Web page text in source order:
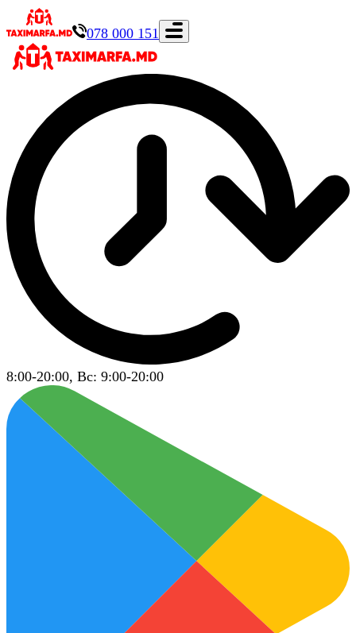
078 000 151
8:00-20:00, Вс: 9:00-20:00